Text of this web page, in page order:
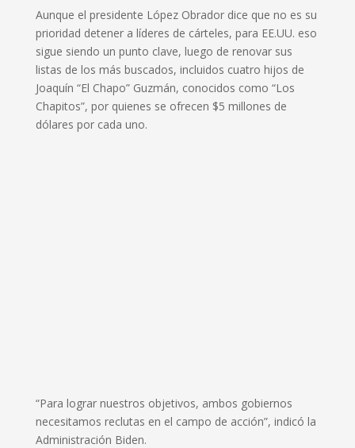
Aunque el presidente López Obrador dice que no es su
prioridad detener a líderes de cárteles, para EE.UU. eso
sigue siendo un punto clave, luego de renovar sus
listas de los más buscados, incluidos cuatro hijos de
Joaquín “El Chapo” Guzmán, conocidos como “Los
Chapitos”, por quienes se ofrecen $5 millones de
dólares por cada uno.
“Para lograr nuestros objetivos, ambos gobiernos
necesitamos reclutas en el campo de acción”, indicó la
Administración Biden.